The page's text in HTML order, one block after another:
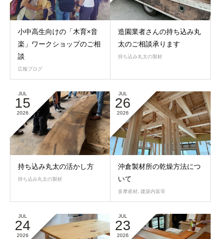
小中高生向けの「木育×音
楽」ワークショップのご相
談
広報ブログ
造園業者さんの持ち込み丸
太のご相談承ります
持ち込み丸太の製材
JUL
15
2026
持ち込み丸太の活かし方
持ち込み丸太の製材
JUL
26
2026
沖倉製材所の乾燥方法につ
いて
多摩産材, 建築内装等
JUL
24
2026
JUL
23
2026